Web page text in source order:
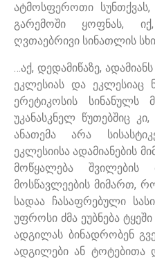
ატმოსფეროთი სუნთქვას,
გარემოში ყოფნას,
ღვთაებრივი სინათლის
…აქ, დედამიწაზე,
ეკლესიას და ეკლესიაც
ერეტიკოსის სინანულს
უკანასკნელ წუთებშიც
ანათემა არა
ეკლესიისა ადამიანების
მოწყალება შვილების
მოსწავლეების მიმართ,
სადაა ჩასაფრებული
უფროსი ძმა ეუბნება
ადგილას ბინადრობენ
ადგილები ან ტოტებითა